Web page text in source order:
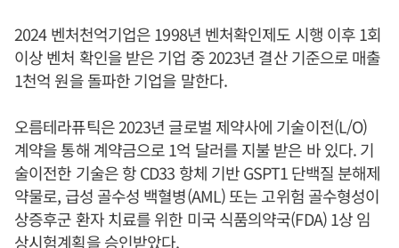
2024 벤처천억기업은 1998년 벤처확인제도 시행 이후 1회
이상 벤처 확인을 받은 기업 중 2023년 결산 기준으로 매출
1천억 원을 돌파한 기업을 말한다.
오름테라퓨틱은 2023년 글로벌 제약사에 기술이전(L/O)
계약을 통해 계약금으로 1억 달러를 지불 받은 바 있다. 기
술이전한 기술은 항 CD33 항체 기반 GSPT1 단백질 분해제
약물로, 급성 골수성 백혈병(AML) 또는 고위험 골수형성이
상증후군 환자 치료를 위한 미국 식품의약국(FDA) 1상 임
상시험계획을 승인받았다.